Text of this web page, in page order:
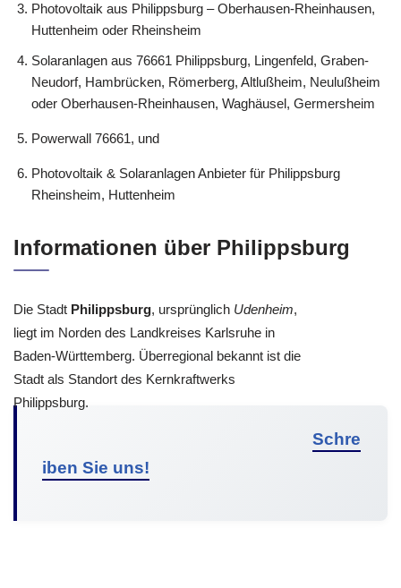
Photovoltaik aus Philippsburg – Oberhausen-Rheinhausen,
Huttenheim oder Rheinsheim
Solaranlagen aus 76661 Philippsburg, Lingenfeld, Graben-
Neudorf, Hambrücken, Römerberg, Altlußheim, Neulußheim
oder Oberhausen-Rheinhausen, Waghäusel, Germersheim
Powerwall 76661, und
Photovoltaik & Solaranlagen Anbieter für Philippsburg
Rheinsheim, Huttenheim
Informationen über Philippsburg
Die Stadt Philippsburg, ursprünglich Udenheim,
liegt im Norden des Landkreises Karlsruhe in
Baden-Württemberg. Überregional bekannt ist die
Stadt als Standort des Kernkraftwerks
Philippsburg.
Schre
iben Sie uns!